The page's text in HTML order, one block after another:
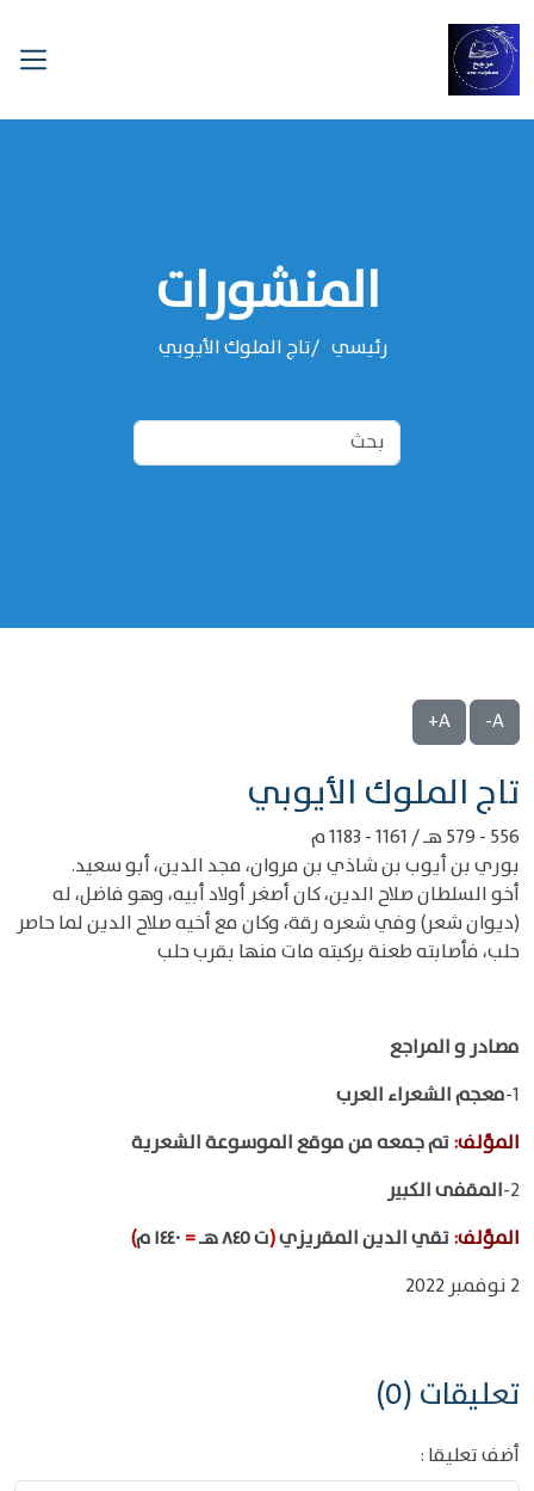
المنشورات
رئيسي ‌‌تاج الملوك الأيوبي
A-
A+
‌‌تاج الملوك الأيوبي
556 - 579 هـ / 1161 - 1183 م
بوري بن أيوب بن شاذي بن مروان، مجد الدين، أبو سعيد.
أخو السلطان صلاح الدين، كان أصغر أولاد أبيه، وهو فاضل، له
(ديوان شعر) وفي شعره رقة، وكان مع أخيه صلاح الدين لما حاصر
حلب، فأصابته طعنة بركبته مات منها بقرب حلب
مصادر و المراجع
1- معجم الشعراء العرب
المؤلف:تم جمعه من موقع الموسوعة الشعرية
2- المقفى الكبير
المؤلف:تقي الدين المقريزي(ت ٨٤٥ هـ =
)
2 نوفمبر 2022
تعليقات (0)
أضف تعليقا :